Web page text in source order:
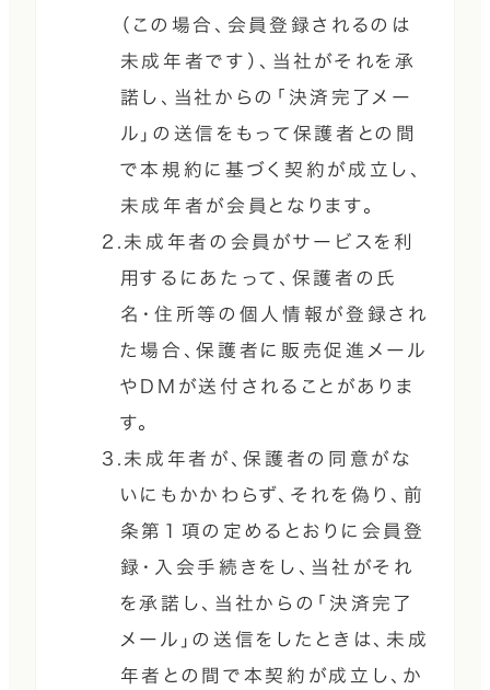
（この場合、会員登録されるのは
未成年者です）、当社がそれを承
諾し、当社からの「決済完了メー
ル」の送信をもって保護者との間
で本規約に基づく契約が成立し、
未成年者が会員となります。
2.未成年者の会員がサービスを利
用するにあたって、保護者の氏
名・住所等の個人情報が登録され
た場合、保護者に販売促進メール
やDMが送付されることがありま
す。
3.未成年者が、保護者の同意がな
いにもかかわらず、それを偽り、前
条第１項の定めるとおりに会員登
録・入会手続きをし、当社がそれ
を承諾し、当社からの「決済完了
メール」の送信をしたときは、未成
年者との間で本契約が成立し、か